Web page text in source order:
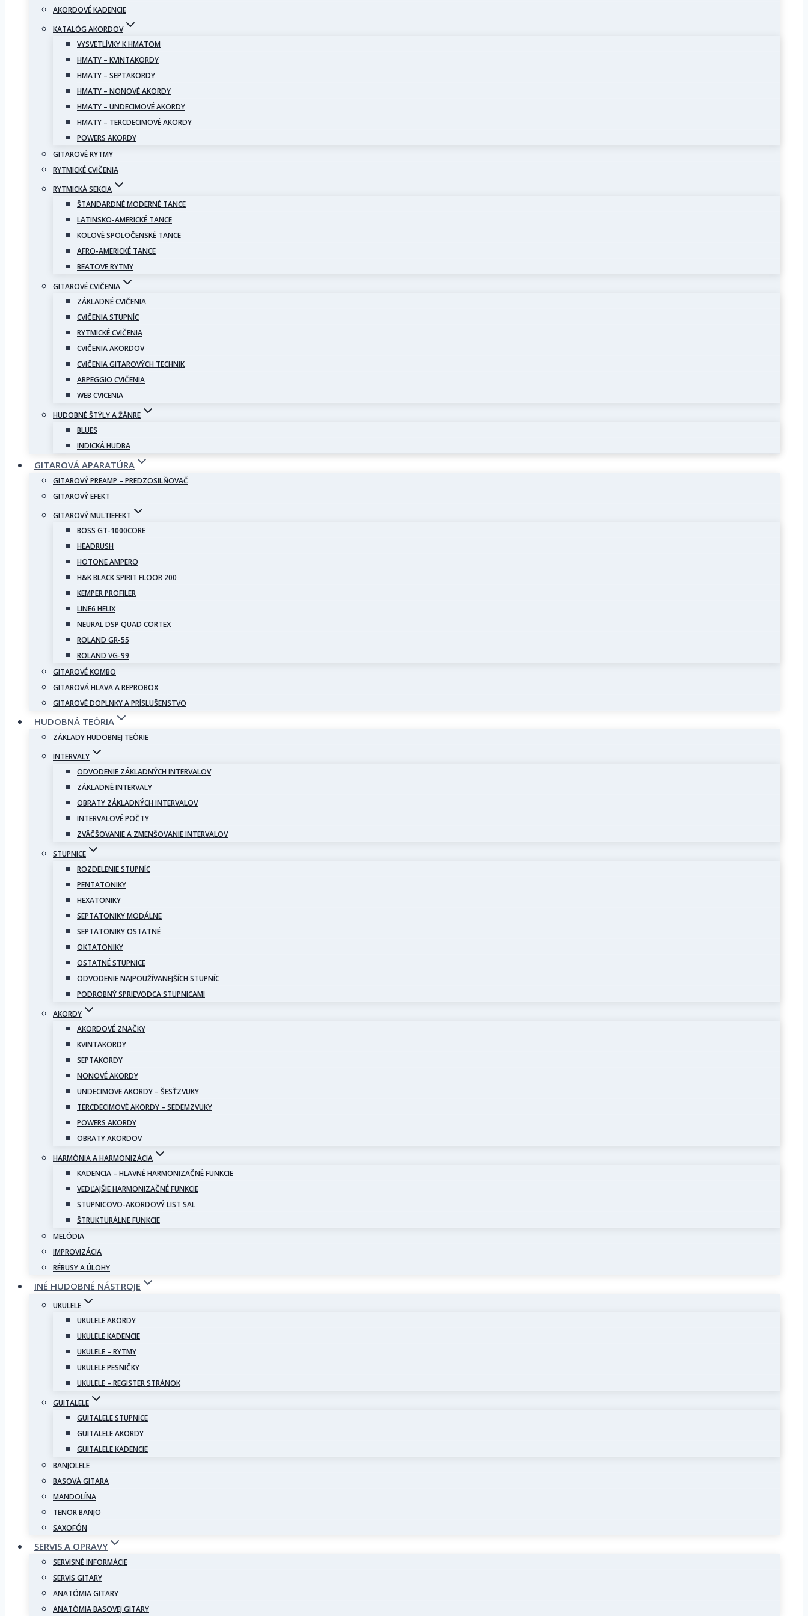
AKORDOVÉ KADENCIE
KATALÓG AKORDOV
VYSVETLÍVKY K HMATOM
HMATY – KVINTAKORDY
HMATY – SEPTAKORDY
HMATY – NONOVÉ AKORDY
HMATY – UNDECIMOVÉ AKORDY
HMATY – TERCDECIMOVÉ AKORDY
POWERS AKORDY
GITAROVÉ RYTMY
RYTMICKÉ CVIČENIA
RYTMICKÁ SEKCIA
ŠTANDARDNÉ MODERNÉ TANCE
LATINSKO-AMERICKÉ TANCE
KOLOVÉ SPOLOČENSKÉ TANCE
AFRO-AMERICKÉ TANCE
BEATOVE RYTMY
GITAROVÉ CVIČENIA
ZÁKLADNÉ CVIČENIA
CVIČENIA STUPNÍC
RYTMICKÉ CVIČENIA
CVIČENIA AKORDOV
CVIČENIA GITAROVÝCH TECHNIK
ARPEGGIO CVIČENIA
WEB CVICENIA
HUDOBNÉ ŠTÝLY A ŽÁNRE
BLUES
INDICKÁ HUDBA
GITAROVÁ APARATÚRA
GITAROVÝ PREAMP – PREDZOSILŇOVAČ
GITAROVÝ EFEKT
GITAROVÝ MULTIEFEKT
BOSS GT-1000CORE
HEADRUSH
HOTONE AMPERO
H&K BLACK SPIRIT FLOOR 200
KEMPER PROFILER
LINE6 HELIX
NEURAL DSP QUAD CORTEX
ROLAND GR-55
ROLAND VG-99
GITAROVÉ KOMBO
GITAROVÁ HLAVA A REPROBOX
GITAROVÉ DOPLNKY A PRÍSLUŠENSTVO
HUDOBNÁ TEÓRIA
ZÁKLADY HUDOBNEJ TEÓRIE
INTERVALY
ODVODENIE ZÁKLADNÝCH INTERVALOV
ZÁKLADNÉ INTERVALY
OBRATY ZÁKLADNÝCH INTERVALOV
INTERVALOVÉ POČTY
ZVÄČŠOVANIE A ZMENŠOVANIE INTERVALOV
STUPNICE
ROZDELENIE STUPNÍC
PENTATONIKY
HEXATONIKY
SEPTATONIKY MODÁLNE
SEPTATONIKY OSTATNÉ
OKTATONIKY
OSTATNÉ STUPNICE
ODVODENIE NAJPOUŽÍVANEJŠÍCH STUPNÍC
PODROBNÝ SPRIEVODCA STUPNICAMI
AKORDY
AKORDOVÉ ZNAČKY
KVINTAKORDY
SEPTAKORDY
NONOVÉ AKORDY
UNDECIMOVE AKORDY – ŠESŤZVUKY
TERCDECIMOVÉ AKORDY – SEDEMZVUKY
POWERS AKORDY
OBRATY AKORDOV
HARMÓNIA A HARMONIZÁCIA
KADENCIA – HLAVNÉ HARMONIZAČNÉ FUNKCIE
VEDĽAJŠIE HARMONIZAČNÉ FUNKCIE
STUPNICOVO-AKORDOVÝ LIST SAL
ŠTRUKTURÁLNE FUNKCIE
MELÓDIA
IMPROVIZÁCIA
RÉBUSY A ÚLOHY
INÉ HUDOBNÉ NÁSTROJE
UKULELE
UKULELE AKORDY
UKULELE KADENCIE
UKULELE – RYTMY
UKULELE PESNIČKY
UKULELE – REGISTER STRÁNOK
GUITALELE
GUITALELE STUPNICE
GUITALELE AKORDY
GUITALELE KADENCIE
BANJOLELE
BASOVÁ GITARA
MANDOLÍNA
TENOR BANJO
SAXOFÓN
SERVIS A OPRAVY
SERVISNÉ INFORMÁCIE
SERVIS GITARY
ANATÓMIA GITARY
ANATÓMIA BASOVEJ GITARY